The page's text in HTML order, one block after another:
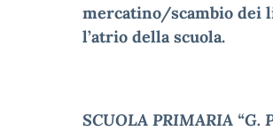
mercatino/scambio dei
l’atrio della scuola.
SCUOLA PRIMARIA “G.